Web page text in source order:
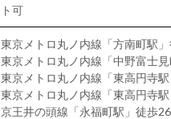
ト可
東京メトロ丸ノ内線「方南町駅
東京メトロ丸ノ内線「中野富士
東京メトロ丸ノ内線「東高円寺
東京メトロ丸ノ内線「東高円寺
京王井の頭線「永福町駅」徒歩